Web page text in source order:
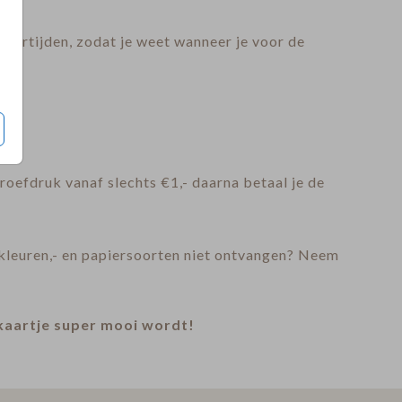
zodat je weet wanneer je voor de
vanaf slechts €1,- daarna betaal je de
en papiersoorten niet ontvangen? Neem
super mooi wordt!